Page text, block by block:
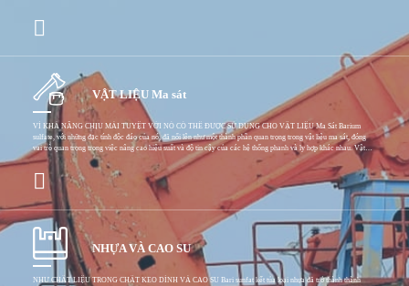
trì sự ổn định của giếng. Ví dụ, trong các dự án khoan biển sâu, nơi điều kiện áp suất cực kỳ khó khăn, việc sử dụng
VẬT LIỆU Ma sát
VÌ KHẢ NĂNG CHỊU MÀI TUYỆT VỜI NÓ CÓ THỂ ĐƯỢC SỬ DỤNG CHO VẬT LIỆU Ma Sát Barium
sulfate, với những đặc tính độc đáo của nó, đã nổi lên như một thành phần quan trọng trong vật liệu ma sát, đóng
vai trò quan trọng trong việc nâng cao hiệu suất và độ tin cậy của các hệ thống phanh và ly hợp khác nhau. Vật
liệu ma sát được thiết kế để cung cấp lực cản cần thiết và giảm tốc có kiểm soát khi hai bề mặt tiếp xúc. Việc lựa
chọn vật liệu sử dụng trong công thức ma sát là rất quan trọng để đạt được sự cân bằng mong muốn giữa hệ số ma
sát, khả năng chống mài mòn và độ ổn định nhiệt. Bari sulfat có một số ưu điểm khiến nó trở thành một chất bổ sung
có giá trị cho các công thức này. Một trong những lợi ích chính của bari sunfat trong vật liệu ma sát là mật độ cao.
Đặc tính này giúp tăng khối lượng tổng thể của vật liệu ma sát, từ đó tăng cường quán tính của nó và mang lại lực
phanh ổn định hơn. Ví dụ, trong hệ thống phanh xe tải hạng nặng, nơi lượng năng lượng lớn cần được tiêu tán nhanh
NHỰA VÀ CAO SU
NHƯ CHẤT LIỆU TRONG CHẤT KEO DÍNH VÀ CAO SU Bari sunfat kết tủa loại nhựa đã trở thành thành